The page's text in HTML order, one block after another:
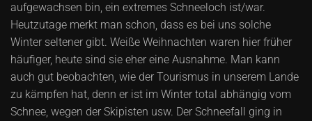
aufgewachsen bin, ein extremes Schneeloch ist/war.
Heutzutage merkt man schon, dass es bei uns solche
Winter seltener gibt. Weiße Weihnachten waren hier früher
häufiger, heute sind sie eher eine Ausnahme. Man kann
auch gut beobachten, wie der Tourismus in unserem Lande
zu kämpfen hat, denn er ist im Winter total abhängig vom
Schnee, wegen der Skipisten usw. Der Schneefall ging in